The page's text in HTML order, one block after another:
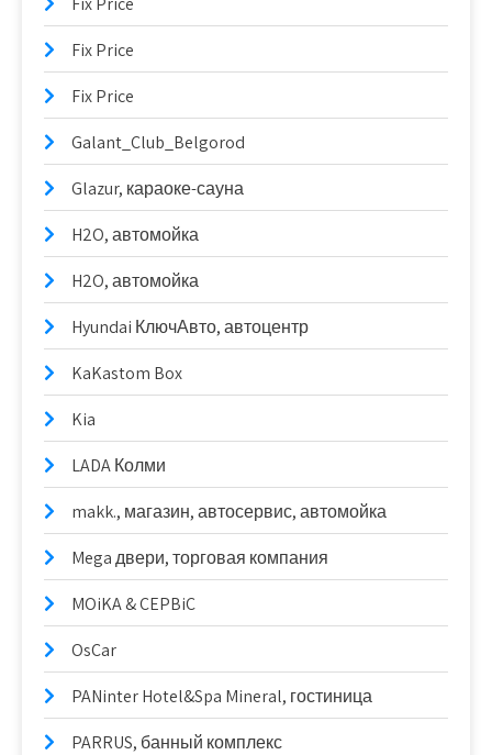
Fix Price
Fix Price
Galant_Club_Belgorod
Glazur, караоке-сауна
H2O, автомойка
H2O, автомойка
Hyundai КлючАвто, автоцентр
KaKastom Box
Kia
LADA Колми
makk., магазин, автосервис, автомойка
Mega двери, торговая компания
MOiKA & CEPBiC
OsCar
PANinter Hotel&Spa Mineral, гостиница
PARRUS, банный комплекс